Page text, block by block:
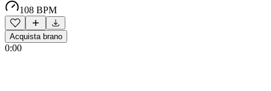
108 BPM
Acquista brano
0:00